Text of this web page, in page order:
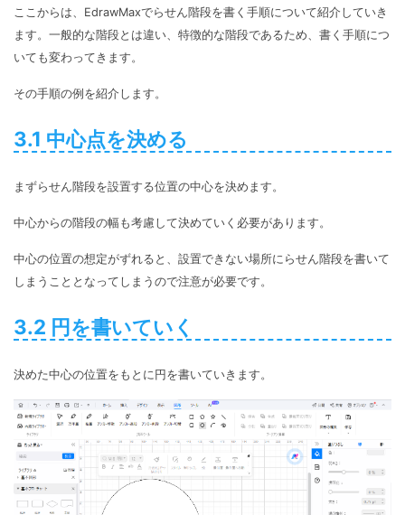
ここからは、EdrawMaxでらせん階段を書く手順について紹介していき
ます。一般的な階段とは違い、特徴的な階段であるため、書く手順につ
いても変わってきます。
その手順の例を紹介します。
3.1 中心点を決める
まずらせん階段を設置する位置の中心を決めます。
中心からの階段の幅も考慮して決めていく必要があります。
中心の位置の想定がずれると、設置できない場所にらせん階段を書いて
しまうこととなってしまうので注意が必要です。
3.2 円を書いていく
決めた中心の位置をもとに円を書いていきます。